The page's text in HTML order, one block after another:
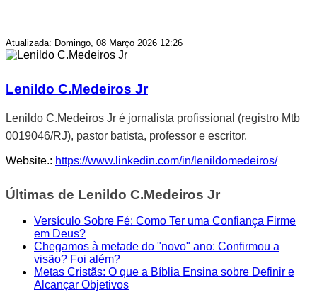
Atualizada: Domingo, 08 Março 2026 12:26
Lenildo C.Medeiros Jr
Lenildo C.Medeiros Jr é jornalista profissional (registro Mtb
0019046/RJ), pastor batista, professor e escritor.
Website.: https://www.linkedin.com/in/lenildomedeiros/
Últimas de Lenildo C.Medeiros Jr
Versículo Sobre Fé: Como Ter uma Confiança Firme
em Deus?
Chegamos à metade do "novo" ano: Confirmou a
visão? Foi além?
Metas Cristãs: O que a Bíblia Ensina sobre Definir e
Alcançar Objetivos